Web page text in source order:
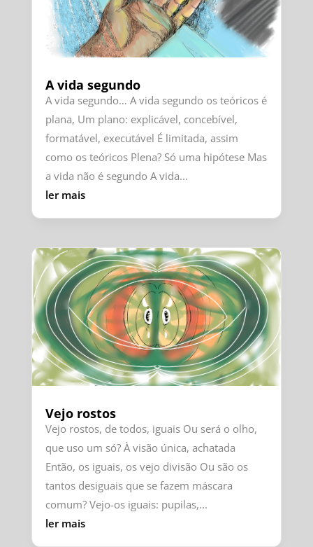
A vida segundo
A vida segundo… A vida segundo os teóricos é
plana, Um plano: explicável, concebível,
formatável, executável É limitada, assim
como os teóricos Plena? Só uma hipótese Mas
a vida não é segundo A vida...
ler mais
Vejo rostos
Vejo rostos, de todos, iguais Ou será o olho,
que uso um só? À visão única, achatada
Então, os iguais, os vejo divisão Ou são os
tantos desiguais que se fazem máscara
comum? Vejo-os iguais: pupilas,...
ler mais